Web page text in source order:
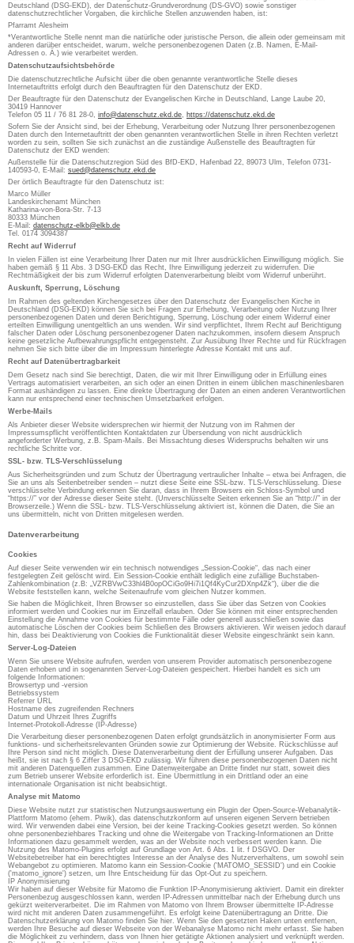
Deutschland (DSG-EKD), der Datenschutz-Grundverordnung (DS-GVO) sowie sonstiger
datenschutzrechtlicher Vorgaben, die kirchliche Stellen anzuwenden haben, ist:
Pfarramt Alesheim
*Verantwortliche Stelle nennt man die natürliche oder juristische Person, die allein oder gemeinsam mit
anderen darüber entscheidet, warum, welche personenbezogenen Daten (z.B. Namen, E-Mail-
Adressen o. Ä.) wie verarbeitet werden.
Datenschutzaufsichtsbehörde
Die datenschutzrechtliche Aufsicht über die oben genannte verantwortliche Stelle dieses
Internetauftritts erfolgt durch den Beauftragten für den Datenschutz der EKD.
Der Beauftragte für den Datenschutz der Evangelischen Kirche in Deutschland, Lange Laube 20,
30419 Hannover
Telefon 05 11 / 76 81 28-0, info@datenschutz.ekd.de, https://datenschutz.ekd.de
Sofern Sie der Ansicht sind, bei der Erhebung, Verarbeitung oder Nutzung Ihrer personenbezogenen
Daten durch den Internetauftritt der oben genannten verantwortlichen Stelle in ihren Rechten verletzt
worden zu sein, sollten Sie sich zunächst an die zuständige Außenstelle des Beauftragten für
Datenschutz der EKD wenden:
Außenstelle für die Datenschutzregion Süd des BfD-EKD, Hafenbad 22, 89073 Ulm, Telefon 0731-
140593-0, E-Mail: sued@datenschutz.ekd.de
Der örtlich Beauftragte für den Datenschutz ist:
Marco Müller
Landeskirchenamt München
Katharina-von-Bora-Str. 7-13
80333 München
E-Mail: datenschutz-elkb@elkb.de
Tel. 0174 3094387
Recht auf Widerruf
In vielen Fällen ist eine Verarbeitung Ihrer Daten nur mit Ihrer ausdrücklichen Einwilligung möglich. Sie
haben gemäß § 11 Abs. 3 DSG-EKD das Recht, Ihre Einwilligung jederzeit zu widerrufen. Die
Rechtmäßigkeit der bis zum Widerruf erfolgten Datenverarbeitung bleibt vom Widerruf unberührt.
Auskunft, Sperrung, Löschung
Im Rahmen des geltenden Kirchengesetzes über den Datenschutz der Evangelischen Kirche in
Deutschland (DSG-EKD) können Sie sich bei Fragen zur Erhebung, Verarbeitung oder Nutzung Ihrer
personenbezogenen Daten und deren Berichtigung, Sperrung, Löschung oder einem Widerruf einer
erteilten Einwilligung unentgeltlich an uns wenden. Wir sind verpflichtet, Ihrem Recht auf Berichtigung
falscher Daten oder Löschung personenbezogener Daten nachzukommen, insofern diesem Anspruch
keine gesetzliche Aufbewahrungspflicht entgegensteht. Zur Ausübung Ihrer Rechte und für Rückfragen
nehmen Sie sich bitte über die im Impressum hinterlegte Adresse Kontakt mit uns auf.
Recht auf Datenübertragbarkeit
Dem Gesetz nach sind Sie berechtigt, Daten, die wir mit Ihrer Einwilligung oder in Erfüllung eines
Vertrags automatisiert verarbeiten, an sich oder an einen Dritten in einem üblichen maschinenlesbaren
Format aushändigen zu lassen. Eine direkte Übertragung der Daten an einen anderen Verantwortlichen
kann nur entsprechend einer technischen Umsetzbarkeit erfolgen.
Werbe-Mails
Als Anbieter dieser Website widersprechen wir hiermit der Nutzung von im Rahmen der
Impressumspflicht veröffentlichten Kontaktdaten zur Übersendung von nicht ausdrücklich
angeforderter Werbung, z.B. Spam-Mails. Bei Missachtung dieses Widerspruchs behalten wir uns
rechtliche Schritte vor.
SSL- bzw. TLS-Verschlüsselung
Aus Sicherheitsgründen und zum Schutz der Übertragung vertraulicher Inhalte – etwa bei Anfragen, die
Sie an uns als Seitenbetreiber senden – nutzt diese Seite eine SSL-bzw. TLS-Verschlüsselung. Diese
verschlüsselte Verbindung erkennen Sie daran, dass in Ihrem Browsers ein Schloss-Symbol und
“https://” vor der Adresse dieser Seite steht. (Unverschlüsselte Seiten erkennen Sie an “http://” in der
Browserzeile.) Wenn die SSL- bzw. TLS-Verschlüsselung aktiviert ist, können die Daten, die Sie an
uns übermitteln, nicht von Dritten mitgelesen werden.
Datenverarbeitung
Cookies
Auf dieser Seite verwenden wir ein technisch notwendiges „Session-Cookie“, das nach einer
festgelegten Zeit gelöscht wird. Ein Session-Cookie enthält lediglich eine zufällige Buchstaben-
Zahlenkombination (z.B: „VZRBVwC33hl4B0opOCiGo9Hi7i1Qf4KyCur2DXnp4Zk“), über die die
Website feststellen kann, welche Seitenaufrufe vom gleichen Nutzer kommen.
Sie haben die Möglichkeit, Ihren Browser so einzustellen, dass Sie über das Setzen von Cookies
informiert werden und Cookies nur im Einzelfall erlauben. Oder Sie können mit einer entsprechenden
Einstellung die Annahme von Cookies für bestimmte Fälle oder generell ausschließen sowie das
automatische Löschen der Cookies beim Schließen des Browsers aktivieren. Wir weisen jedoch darauf
hin, dass bei Deaktivierung von Cookies die Funktionalität dieser Website eingeschränkt sein kann.
Server-Log-Dateien
Wenn Sie unsere Website aufrufen, werden von unserem Provider automatisch personenbezogene
Daten erhoben und in sogenannten Server-Log-Dateien gespeichert. Hierbei handelt es sich um
folgende Informationen:
Browsertyp und -version
Betriebssystem
Referrer URL
Hostname des zugreifenden Rechners
Datum und Uhrzeit Ihres Zugriffs
Internet-Protokoll-Adresse (IP-Adresse)
Die Verarbeitung dieser personenbezogenen Daten erfolgt grundsätzlich in anonymisierter Form aus
funktions- und sicherheitsrelevanten Gründen sowie zur Optimierung der Website. Rückschlüsse auf
Ihre Person sind nicht möglich. Diese Datenverarbeitung dient der Erfüllung unserer Aufgaben. Das
heißt, sie ist nach § 6 Ziffer 3 DSG-EKD zulässig. Wir führen diese personenbezogenen Daten nicht
mit anderen Datenquellen zusammen. Eine Datenweitergabe an Dritte findet nur statt, soweit dies
zum Betrieb unserer Website erforderlich ist. Eine Übermittlung in ein Drittland oder an eine
internationale Organisation ist nicht beabsichtigt.
Analyse mit Matomo
Diese Website nutzt zur statistischen Nutzungsauswertung ein Plugin der Open-Source-Webanalytik-
Plattform Matomo (ehem. Piwik), das datenschutzkonform auf unseren eigenen Servern betrieben
wird. Wir verwenden dabei eine Version, bei der keine Tracking-Cookies gesetzt werden. So können
ohne personenbeziehbares Tracking und ohne die Weitergabe von Tracking-Informationen an Dritte
Informationen dazu gesammelt werden, was an der Website noch verbessert werden kann. Die
Nutzung des Matomo-Plugins erfolgt auf Grundlage von Art. 6 Abs. 1 lit. f DSGVO. Der
Websitebetreiber hat ein berechtigtes Interesse an der Analyse des Nutzerverhaltens, um sowohl sein
Webangebot zu optimieren. Matomo kann ein Session-Cookie ('MATOMO_SESSID') und ein Cookie
('matomo_ignore') setzen, um Ihre Entscheidung für das Opt-Out zu speichern.
IP Anonymisierung
Wir haben auf dieser Website für Matomo die Funktion IP-Anonymisierung aktiviert. Damit ein direkter
Personenbezug ausgeschlossen kann, werden IP-Adressen unmittelbar nach der Erhebung durch uns
gekürzt weiterverarbeitet. Die im Rahmen von Matomo von Ihrem Browser übermittelte IP-Adresse
wird nicht mit anderen Daten zusammengeführt. Es erfolgt keine Datenübertragung an Dritte. Die
Datenschutzerklärung von Matomo finden Sie hier. Wenn Sie den gesetzten Haken unten entfernen,
werden Ihre Besuche auf dieser Webseite von der Webanalyse Matomo nicht mehr erfasst. Sie haben
die Möglichkeit zu verhindern, dass von Ihnen hier getätigte Aktionen analysiert und verknüpft werden.